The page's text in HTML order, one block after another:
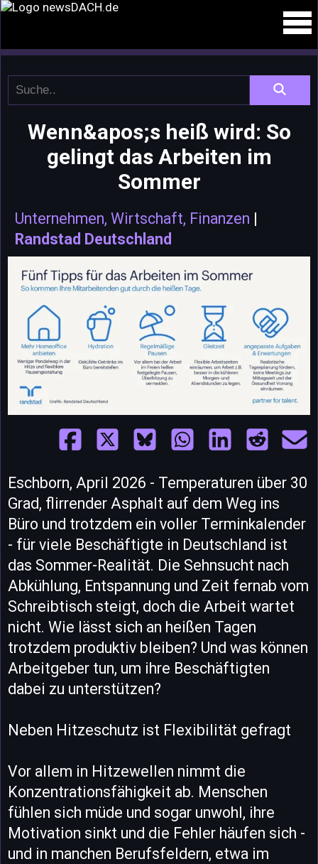
Wenn&apos;s heiß wird: So
gelingt das Arbeiten im
Sommer
Unternehmen, Wirtschaft, Finanzen |
Randstad Deutschland
Eschborn, April 2026 - Temperaturen über 30
Grad, flirrender Asphalt auf dem Weg ins
Büro und trotzdem ein voller Terminkalender
- für viele Beschäftigte in Deutschland ist
das Sommer-Realität. Die Sehnsucht nach
Abkühlung, Entspannung und Zeit fernab vom
Schreibtisch steigt, doch die Arbeit wartet
nicht. Wie lässt sich an heißen Tagen
trotzdem produktiv bleiben? Und was können
Arbeitgeber tun, um ihre Beschäftigten
dabei zu unterstützen?
Neben Hitzeschutz ist Flexibilität gefragt
Vor allem in Hitzewellen nimmt die
Konzentrationsfähigkeit ab. Menschen
fühlen sich müde und sogar unwohl, ihre
Motivation sinkt und die Fehler häufen sich -
und in manchen Berufsfeldern, etwa im